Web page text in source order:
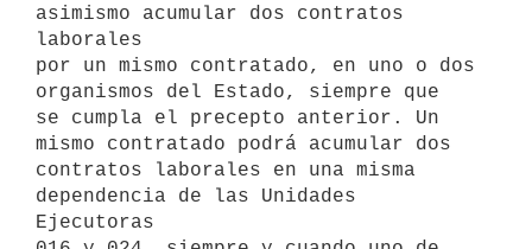
asimismo acumular dos contratos
laborales
por un mismo contratado, en uno o dos
organismos del Estado, siempre que
se cumpla el precepto anterior. Un
mismo contratado podrá acumular dos
contratos laborales en una misma
dependencia de las Unidades
Ejecutoras